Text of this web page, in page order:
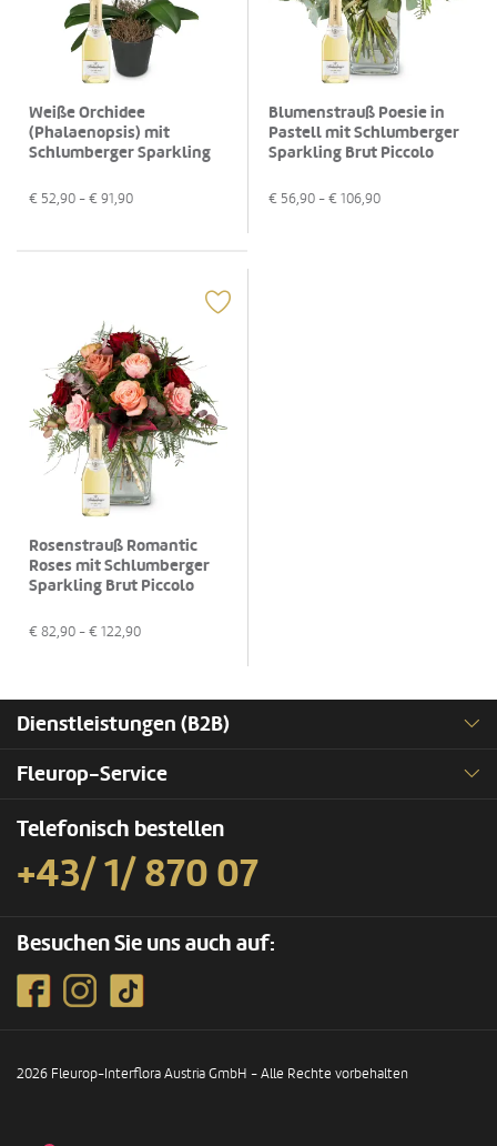
Weiße Orchidee
(Phalaenopsis) mit
Schlumberger Sparkling
€ 52,90 - € 91,90
Blumenstrauß Poesie in
Pastell mit Schlumberger
Sparkling Brut Piccolo
€ 56,90 - € 106,90
Rosenstrauß Romantic
Roses mit Schlumberger
Sparkling Brut Piccolo
€ 82,90 - € 122,90
Dienstleistungen (B2B)
Fleurop-Service
Telefonisch bestellen
+43/ 1/ 870 07
Besuchen Sie uns auch auf:
2026 Fleurop-Interflora Austria GmbH - Alle Rechte vorbehalten